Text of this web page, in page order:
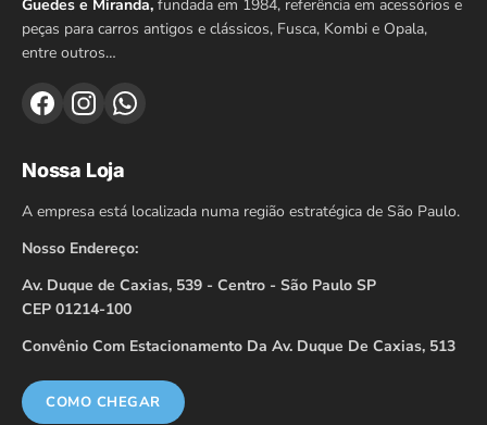
Guedes e Miranda, fundada em 1984, referência em acessórios e
peças para carros antigos e clássicos, Fusca, Kombi e Opala,
entre outros…
Nossa Loja
A empresa está localizada numa região estratégica de São Paulo.
Nosso Endereço:
Av. Duque de Caxias, 539 - Centro - São Paulo SP
CEP 01214-100
Convênio Com Estacionamento Da Av. Duque De Caxias, 513
COMO CHEGAR